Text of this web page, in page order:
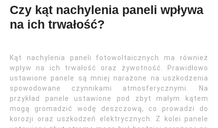
Czy kąt nachylenia paneli wpływa
na ich trwałość?
Kąt nachylenia paneli fotowoltaicznych ma również
wpływ na ich trwałość oraz żywotność. Prawidłowo
ustawione panele są mniej narażone na uszkodzenia
spowodowane czynnikami atmosferycznymi. Na
przykład panele ustawione pod zbyt małym kątem
mogą gromadzić wodę deszczową, co prowadzi do
korozji oraz uszkodzeń elektrycznych. Z kolei panele